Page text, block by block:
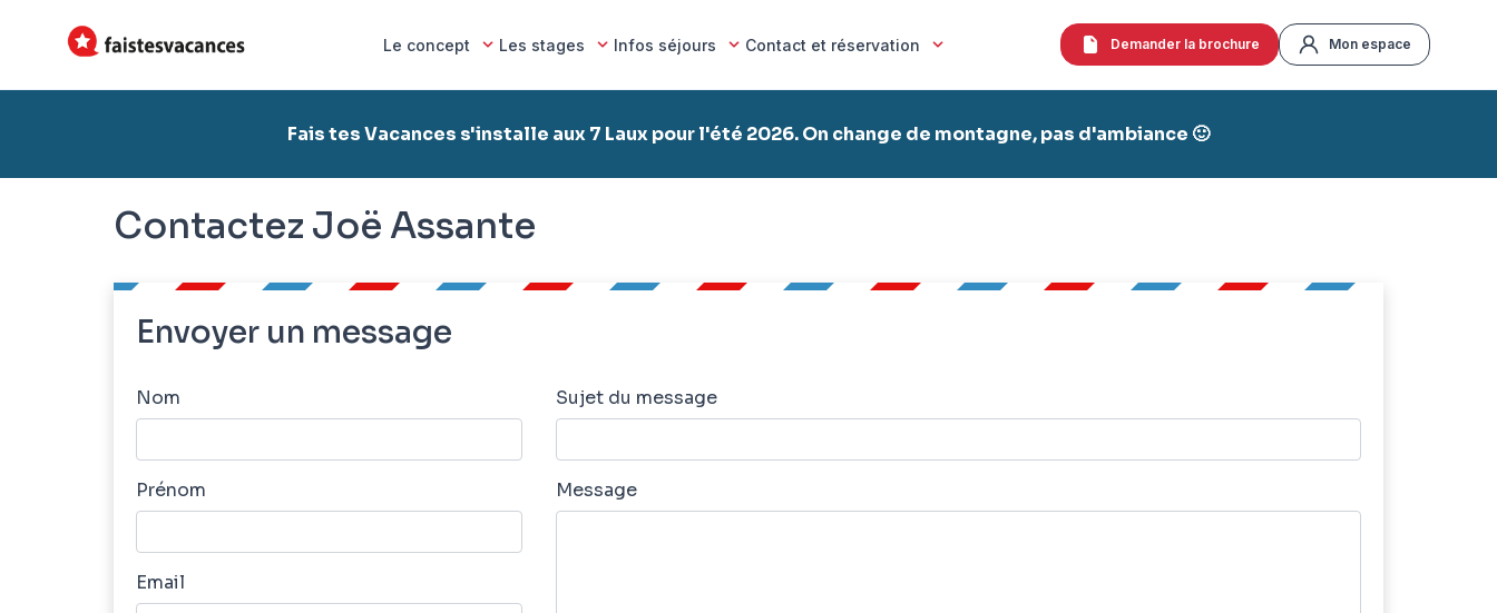
Le concept Les stages Infos séjours Contact et réservation Demander la brochure Mon espace
Fais tes Vacances s'installe aux 7 Laux pour l'été 2026. On change de montagne, pas d'ambiance 🙂
Contactez Joë Assante
Envoyer un message
Nom
Prénom
Email
Sujet du message
Message